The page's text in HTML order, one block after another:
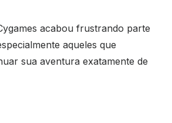
acabou frustrando parte
aqueles que
sua aventura exatamente de